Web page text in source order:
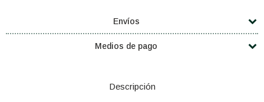
Envíos
Medios de pago
Descripción